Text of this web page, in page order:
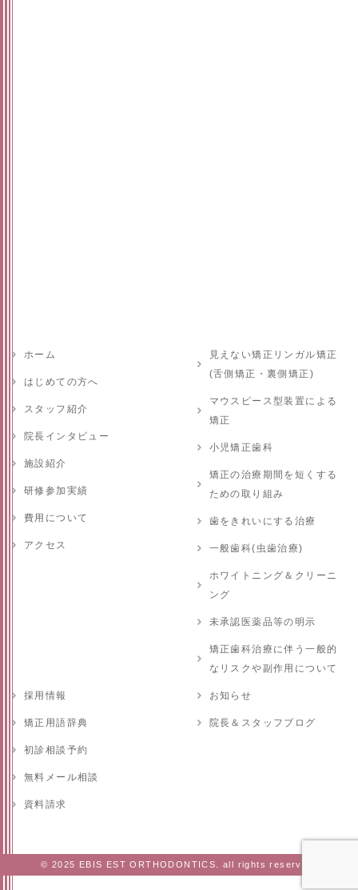
ホーム
はじめての方へ
スタッフ紹介
院長インタビュー
施設紹介
研修参加実績
費用について
アクセス
見えない矯正リンガル矯正
(舌側矯正・裏側矯正)
マウスピース型装置による
矯正
小児矯正歯科
矯正の治療期間を短くする
ための取り組み
歯をきれいにする治療
一般歯科(虫歯治療)
ホワイトニング＆クリーニ
ング
未承認医薬品等の明示
矯正歯科治療に伴う一般的
なリスクや副作用について
採用情報
矯正用語辞典
初診相談予約
無料メール相談
資料請求
お知らせ
院長＆スタッフブログ
© 2025 EBIS EST ORTHODONTICS. all rights reserved.